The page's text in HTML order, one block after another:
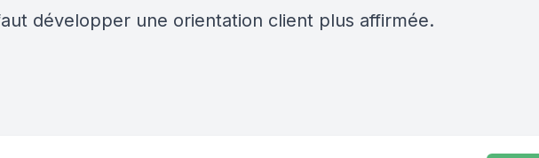
développer une orientation client plus affirmée.